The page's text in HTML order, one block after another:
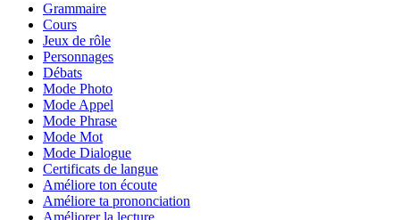
Grammaire
Cours
Jeux de rôle
Personnages
Débats
Mode Photo
Mode Appel
Mode Phrase
Mode Mot
Mode Dialogue
Certificats de langue
Améliore ton écoute
Améliore ta prononciation